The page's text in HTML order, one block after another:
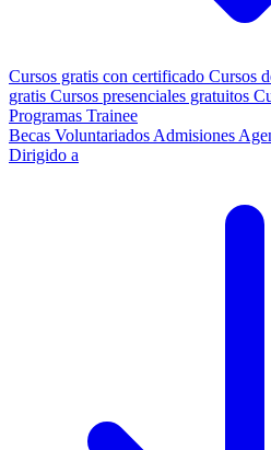
Cursos gratis con certificado Cursos
gratis Cursos presenciales gratuitos
Programas Trainee
Becas Voluntariados Admisiones
Dirigido a